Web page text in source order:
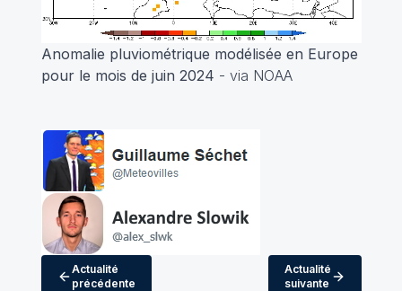
Anomalie pluviométrique modélisée en Europe
pour le mois de juin 2024 - via NOAA
Actualité
précédente
Actualité
suivante